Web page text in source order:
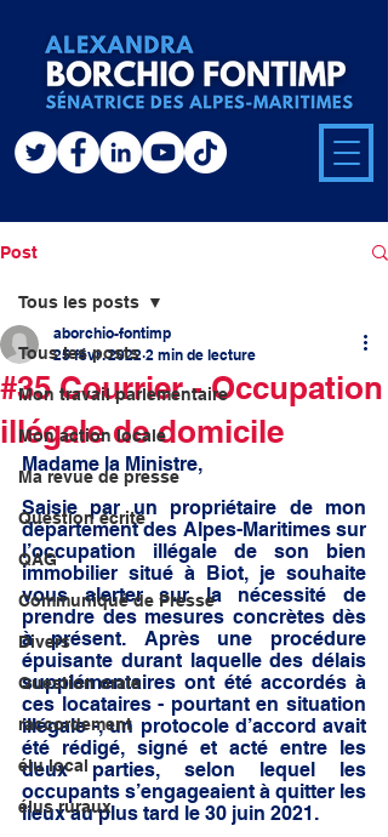
Post
Tous les posts
Mon travail parlementaire
Mon action locale
Ma revue de presse
Question écrite
QAG
Communiqué de Presse
Divers
Question orale
raccordement
élu local
élus ruraux
Tous les posts
#35 Courrier - Occupation
illégale de domicile
aborchio-fontimp
25 févr. 2022 2 min de lecture
Madame la Ministre,
Saisie par un propriétaire de mon
département des Alpes-Maritimes sur
l’occupation illégale de son bien
immobilier situé à Biot, je souhaite
vous alerter sur la nécessité de
prendre des mesures concrètes dès
à présent. Après une procédure
épuisante durant laquelle des délais
supplémentaires ont été accordés à
ces locataires - pourtant en situation
illégale -, un protocole d’accord avait
été rédigé, signé et acté entre les
deux parties, selon lequel les
occupants s’engageaient à quitter les
lieux au plus tard le 30 juin 2021.